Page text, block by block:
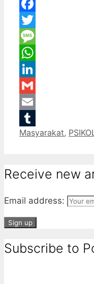
Facebook
Twitter
Message
WhatsApp
LinkedIn
Gmail
Email
Tumblr
Categories
Masyarakat,
Receive new
Email address:
Subscribe to